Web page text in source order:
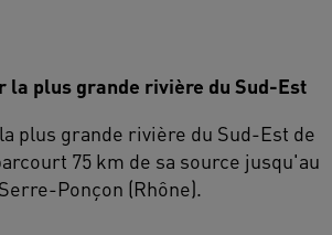
la plus grande rivière du Sud-Est
plus grande rivière du Sud-Est de
75 km de sa source jusqu'au
Ponçon (Rhône).